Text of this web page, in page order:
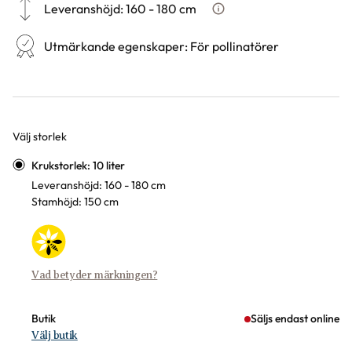
Leveranshöjd:160 - 180 cm Hur vi mäter leveranshöjd
Utmärkande egenskaper: För pollinatörer
Välj storlek
Varianter
Krukstorlek: 10 liter
Leveranshöjd: 160 - 180 cm
Stamhöjd: 150 cm
Vad betyder märkningen?
Butik Säljs endast online
Välj butik